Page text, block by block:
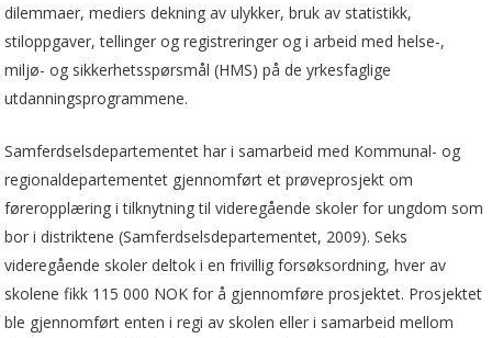
dilemmaer, mediers dekning av ulykker, bruk av statistikk,
stiloppgaver, tellinger og registreringer og i arbeid med helse-,
miljø- og sikkerhetsspørsmål (HMS) på de yrkesfaglige
utdanningsprogrammene.
Samferdselsdepartementet har i samarbeid med Kommunal- og
regionaldepartementet gjennomført et prøveprosjekt om
føreropplæring i tilknytning til videregående skoler for ungdom som
bor i distriktene (Samferdselsdepartementet, 2009). Seks
videregående skoler deltok i en frivillig forsøksordning, hver av
skolene fikk 115 000 NOK for å gjennomføre prosjektet. Prosjektet
ble gjennomført enten i regi av skolen eller i samarbeid mellom